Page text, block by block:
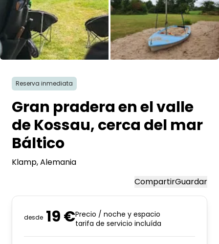
Historias
Cupones
Tienda
Contacto
Select language
Reserva inmediata
Gran pradera en el valle
de Kossau, cerca del mar
Báltico
Klamp, Alemania
CompartirGuardar
desde 19 €Precio / noche y espacio
tarifa de servicio incluída